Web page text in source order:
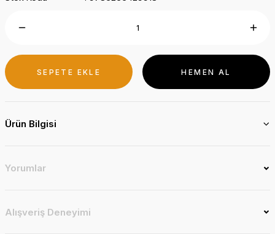
SEPETE EKLE HEMEN AL
Ürün Bilgisi
Yorumlar
Alışveriş Deneyimi